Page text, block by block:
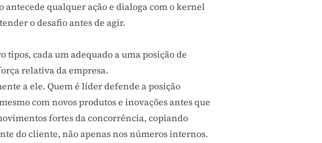
qualquer ação e dialoga com okernel
o desafio antes de agir.
tipos, cada um adequado a uma posição de
relativa da empresa.
a ele. Quem é líder defende a posição
com novos produtos e inovações antes que
fortes da concorrência, copiando
do cliente, não apenas nos números internos.